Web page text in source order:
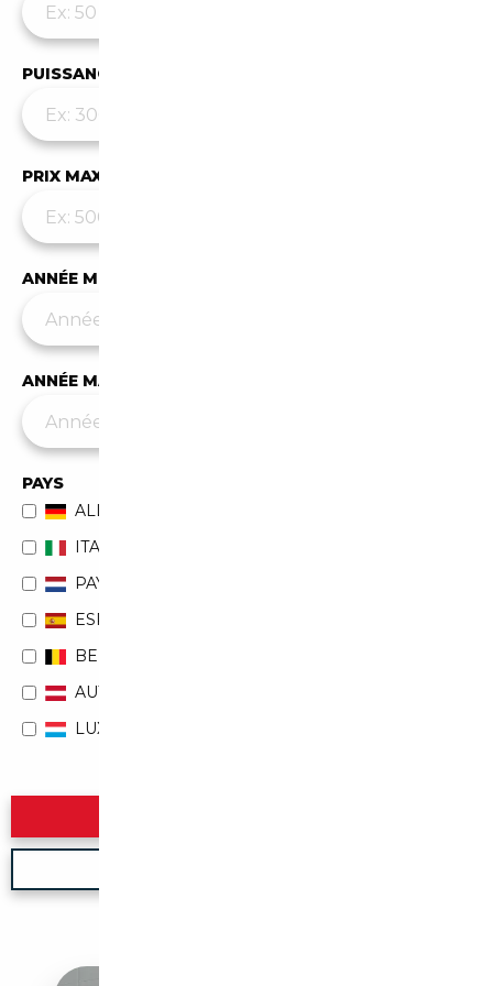
PUISSANCE MAX
PRIX MAX (€)
ANNÉE MIN
ANNÉE MAX
PAYS
ALLEMAGNE
ITALIE
PAYS-BAS
ESPAGNE
BELGIQUE
AUTRICHE
LUXEMBOURG